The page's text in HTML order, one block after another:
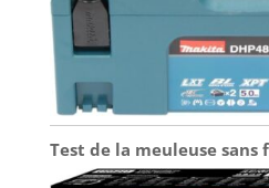
Test de la meuleuse